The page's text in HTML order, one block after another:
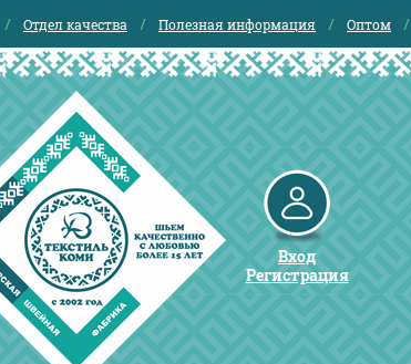
Отдел качества Полезная информация Оптом
Вход
Регистрация